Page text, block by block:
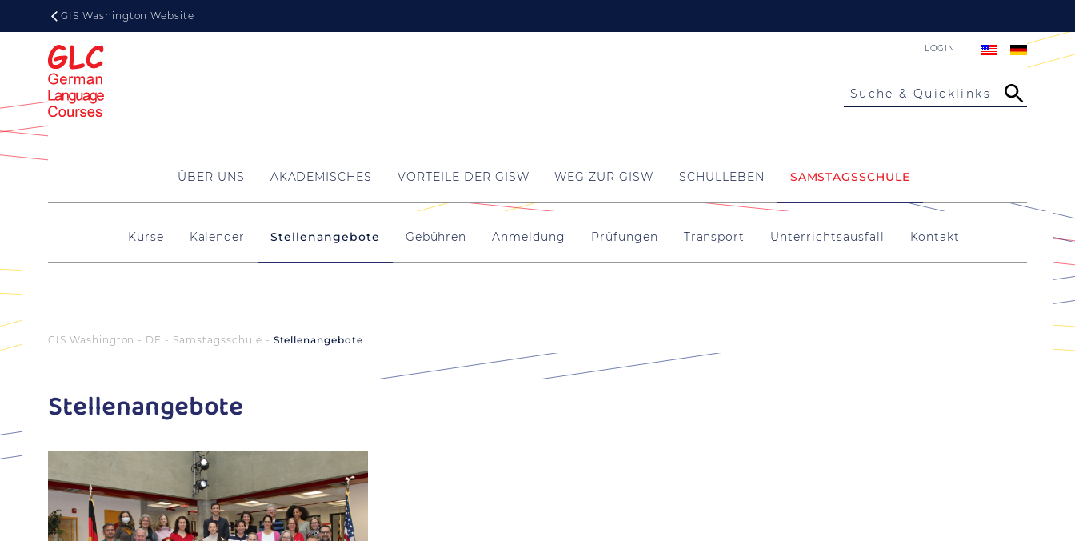
GIS Washington Website
LOGIN
Suche & Quicklinks
ÜBER UNS AKADEMISCHES VORTEILE DER GISW WEG ZUR GISW SCHULLEBEN SAMSTAGSSCHULE
Kurse Kalender Stellenangebote Gebühren Anmeldung Prüfungen Transport Unterrichtsausfall Kontakt
GIS Washington - DE Samstagsschule Stellenangebote
Stellenangebote